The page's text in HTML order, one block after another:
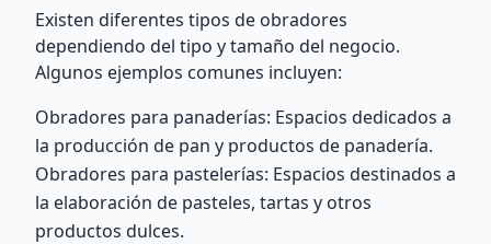
Existen diferentes tipos de obradores
dependiendo del tipo y tamaño del negocio.
Algunos ejemplos comunes incluyen:
Obradores para panaderías: Espacios dedicados a
la producción de pan y productos de panadería.
Obradores para pastelerías: Espacios destinados a
la elaboración de pasteles, tartas y otros
productos dulces.